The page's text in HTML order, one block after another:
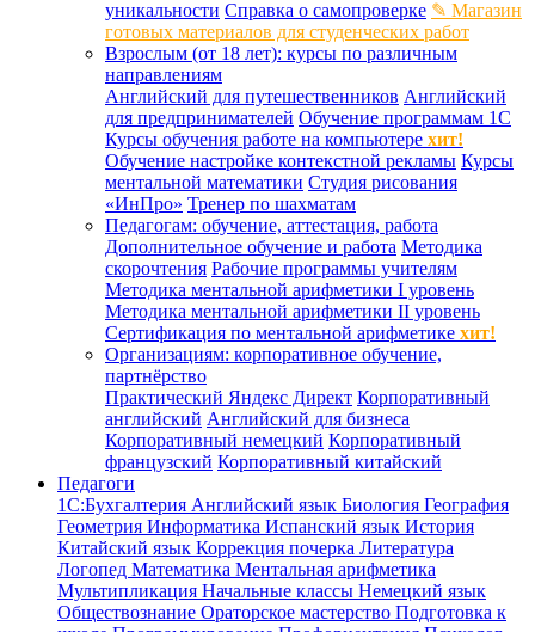
уникальности Справка о самопроверке ✎ Магазин
готовых материалов для студенческих работ
Взрослым (от 18 лет): курсы по различным
направлениям
Английский для путешественников Английский
для предпринимателей Обучение программам 1С
Курсы обучения работе на компьютере хит!
Обучение настройке контекстной рекламы Курсы
ментальной математики Студия рисования
«ИнПро» Тренер по шахматам
Педагогам: обучение, аттестация, работа
Дополнительное обучение и работа Методика
скорочтения Рабочие программы учителям
Методика ментальной арифметики I уровень
Методика ментальной арифметики II уровень
Сертификация по ментальной арифметике хит!
Организациям: корпоративное обучение,
партнёрство
Практический Яндекс Директ Корпоративный
английский Английский для бизнеса
Корпоративный немецкий Корпоративный
французский Корпоративный китайский
Педагоги
1С:Бухгалтерия Английский язык Биология География
Геометрия Информатика Испанский язык История
Китайский язык Коррекция почерка Литература
Логопед Математика Ментальная арифметика
Мультипликация Начальные классы Немецкий язык
Обществознание Ораторское мастерство Подготовка к